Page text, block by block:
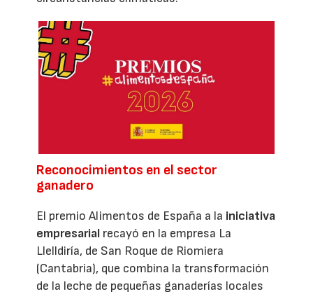
Reconocimientos en el sector
ganadero
El premio Alimentos de España a la iniciativa
empresarial recayó en la empresa La
Llelldiría, de San Roque de Riomiera
(Cantabria), que combina la transformación
de la leche de pequeñas ganaderías locales